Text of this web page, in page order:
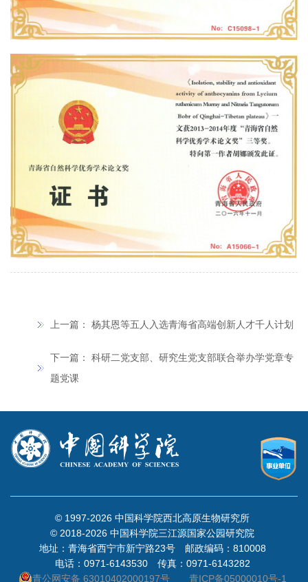
上一篇： 杨其恩等五人入选青海省高端创新人才千人计划
下一篇： 科研二党支部、研究生党支部联合举办学党章专
题党课
© 1997-2026 中国科学院西北高原生物研究所
© 2018-2026 中国科学院三江源国家公园研究院
地址：青海省西宁市新宁路23号 邮政编码：810008
电话：0971-6143530 传真：0971-6143282
青公网安备 63010402000197号
青ICP备05000010号-1